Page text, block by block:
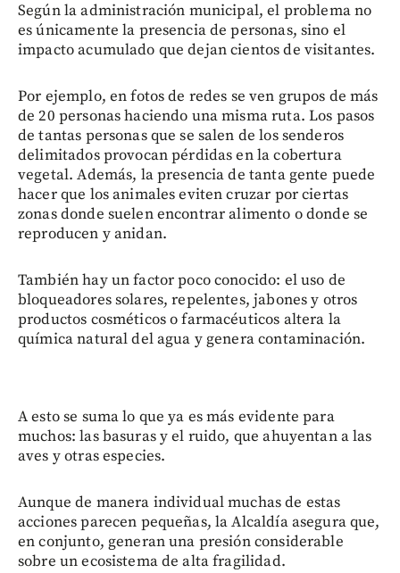
Según la administración municipal, el problema no
es únicamente la presencia de personas, sino el
impacto acumulado que dejan cientos de visitantes.
Por ejemplo, en fotos de redes se ven grupos de más
de 20 personas haciendo una misma ruta. Los pasos
de tantas personas que se salen de los senderos
delimitados provocan pérdidas en la cobertura
vegetal. Además, la presencia de tanta gente puede
hacer que los animales eviten cruzar por ciertas
zonas donde suelen encontrar alimento o donde se
reproducen y anidan.
También hay un factor poco conocido: el uso de
bloqueadores solares, repelentes, jabones y otros
productos cosméticos o farmacéuticos altera la
química natural del agua y genera contaminación.
A esto se suma lo que ya es más evidente para
muchos: las basuras y el ruido, que ahuyentan a las
aves y otras especies.
Aunque de manera individual muchas de estas
acciones parecen pequeñas, la Alcaldía asegura que,
en conjunto, generan una presión considerable
sobre un ecosistema de alta fragilidad.